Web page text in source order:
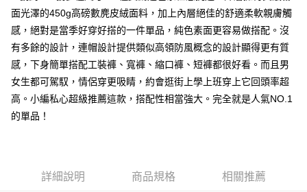
每筆NT$80，滿NT$1,000(含以上)免運費
宅配
每筆NT$150，滿NT$3,000(含以上)免運費
外島郵寄
每筆NT$150
面光澤的450g高磅數麂皮絨面料，加上內層絕佳的舒適柔軟親膚觸
感，絕對是當季好穿好搭的一件單品，純色素面更容易做搭配。沒
有多餘的設計，連帽設計提供類似高領防風概念的設計顯得更有質
感，下身簡單搭配工裝褲、寬褲、縮口褲、短褲都很好看。而且男
女生都可駕馭，情侶穿更吸睛，約會逛街上學上班穿上它回頭率超
高。小編私心超級推薦這款，搭配性相當強大。完全就是人氣NO.1
的單品！
詳細說明 商品規格 相關推薦